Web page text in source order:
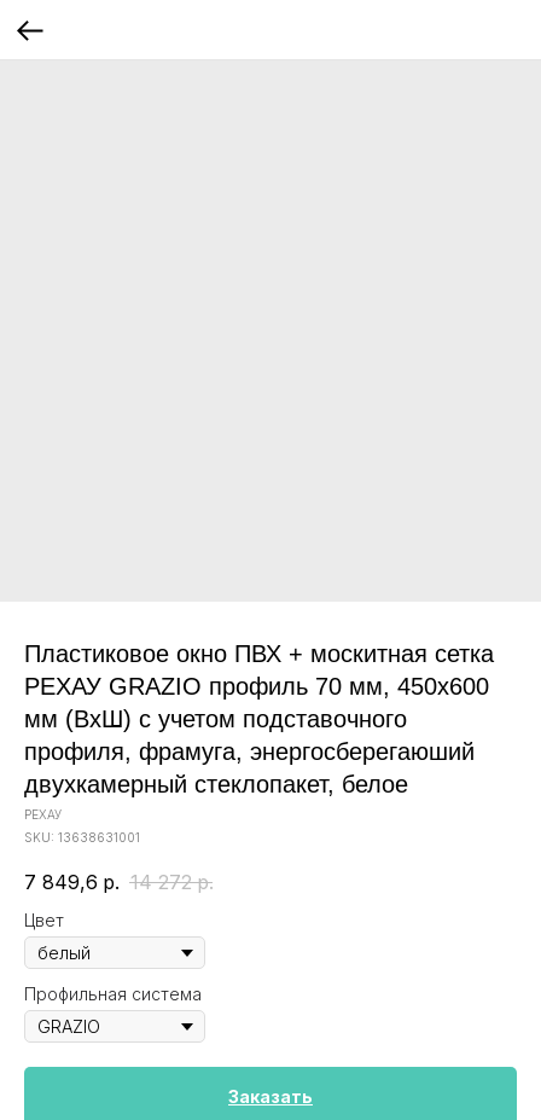
Пластиковое окно ПВХ + москитная сетка
РЕХАУ GRAZIO профиль 70 мм, 450x600
мм (ВхШ) с учетом подставочного
профиля, фрамуга, энергосберегаюший
двухкамерный стеклопакет, белое
РЕХАУ
SKU: 13638631001
7 849,6 р. 14 272 р.
Цвет
Профильная система
Заказать